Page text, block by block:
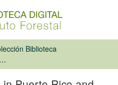
Biblioteca
Seed source variation in Puerto Rico and Virgin Islands grown mahoganies